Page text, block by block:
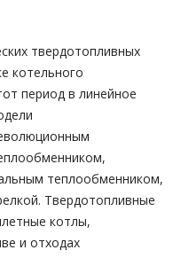
твердотопливных
котельного
период в линейное
теплообменником,
Твердотопливные
котлы,
и отходах